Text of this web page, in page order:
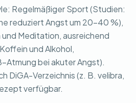
Regelmäßiger Sport (Studien:
reduziert Angst um 20-40 %),
Meditation, ausreichend
und Alkohol,
bei akuter Angst).
DiGA-Verzeichnis (z. B. velibra,
verfügbar.